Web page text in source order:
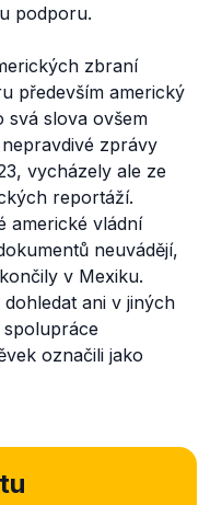
podporu.
zbraní
především americký
svá slova ovšem
zprávy
vycházely ale ze
reportáží.
americké vládní
neuvádějí,
v Mexiku.
ani v jiných
označili jako